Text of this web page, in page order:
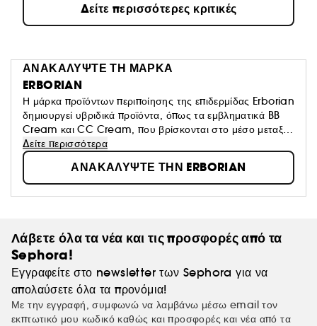
Δείτε περισσότερες κριτικές
ΑΝΑΚΑΛΥΨΤΕ ΤΗ ΜΑΡΚΑ
ERBORIAN
Η μάρκα προϊόντων περιποίησης της επιδερμίδας Erborian
δημιουργεί υβριδικά προϊόντα, όπως τα εμβληματικά BB
Cream και CC Cream, που βρίσκονται στο μέσο μεταξύ
της περιποίησης της επιδερμίδας και του μακιγιάζ.
Αυτά τα προϊόντα ανταποκρίνονται σε έναν συγκεκριμένο
στόχο της μάρκας: να σας βοηθήσουν να ανακαλύψετε
ξανά την επιδερμίδα σας.
Είναι η δική σας επιδερμίδα, να είστε περήφανες για
Δείτε περισσότερα
ΑΝΑΚΑΛΥΨΤΕ ΤΗΝ ERBORIAN
Λάβετε όλα τα νέα και τις προσφορές από τα
Sephora!
Εγγραφείτε στο newsletter των Sephora για να
απολαύσετε όλα τα προνόμια!
Με την εγγραφή, συμφωνώ να λαμβάνω μέσω email τον
εκπτωτικό μου κωδικό καθώς και προσφορές και νέα από τα